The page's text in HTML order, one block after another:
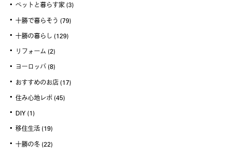
ペットと暮らす家 (3)
十勝で暮らそう (79)
十勝の暮らし (129)
リフォーム (2)
ヨーロッパ (8)
おすすめのお店 (17)
住み心地レポ (45)
DIY (1)
移住生活 (19)
十勝の冬 (22)